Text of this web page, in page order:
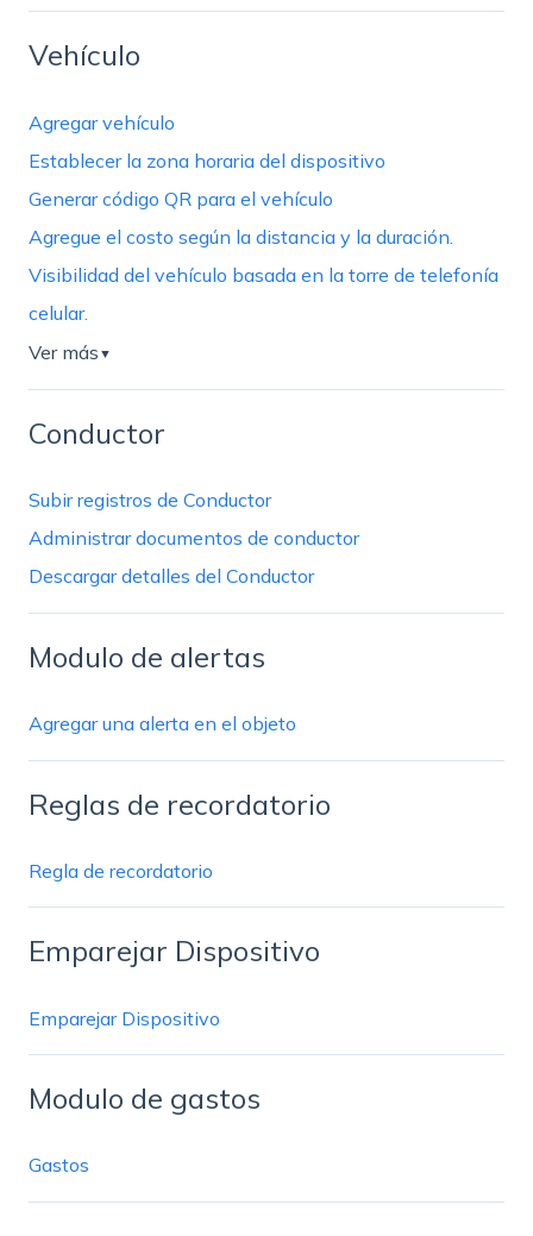
Vehículo
Agregar vehículo
Establecer la zona horaria del dispositivo
Generar código QR para el vehículo
Agregue el costo según la distancia y la duración.
Visibilidad del vehículo basada en la torre de telefonía
celular.
Ver más ▼
Conductor
Subir registros de Conductor
Administrar documentos de conductor
Descargar detalles del Conductor
Modulo de alertas
Agregar una alerta en el objeto
Reglas de recordatorio
Regla de recordatorio
Emparejar Dispositivo
Emparejar Dispositivo
Modulo de gastos
Gastos